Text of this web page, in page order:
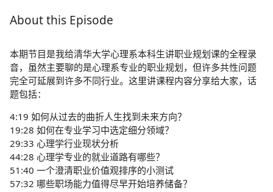
About this Episode
本期节目是我给清华大学心理系本科生讲职业规划课的全程录
音，虽然主要聊的是心理系专业的职业规划，但许多共性问题
完全可延展到许多不同行业。这里讲课程内容分享给大家，话
题包括：
4:19 如何从过去的曲折人生找到未来方向？
19:28 如何在专业学习中选定细分领域？
29:33 心理学行业现状分析
44:28 心理学专业的就业道路有哪些？
51:40 一个澄清职业价值观排序的小测试
57:32 哪些职场能力值得尽早开始培养储备？